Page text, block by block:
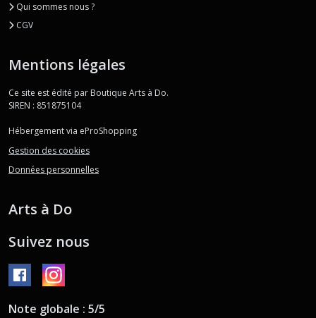
Qui sommes nous ?
CGV
Mentions légales
Ce site est édité par Boutique Arts à Do.
SIREN : 851875104
Hébergement via eProShopping
Gestion des cookies
Données personnelles
Arts à Do
Suivez nous
Note globale : 5/5